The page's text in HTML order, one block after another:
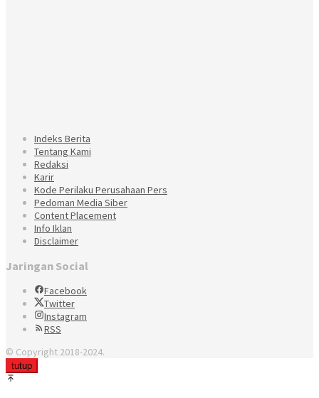
Indeks Berita
Tentang Kami
Redaksi
Karir
Kode Perilaku Perusahaan Pers
Pedoman Media Siber
Content Placement
Info Iklan
Disclaimer
Jaringan Social
Facebook
Twitter
Instagram
RSS
© Copyright 2018-2024.
tutup